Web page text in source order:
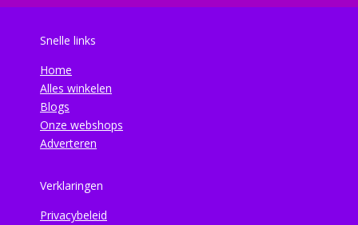
Snelle links
Home
Alles winkelen
Blogs
Onze webshops
Adverteren
Verklaringen
Privacybeleid